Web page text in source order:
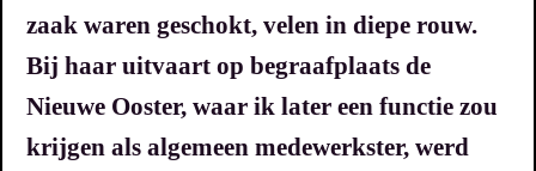
zaak waren geschokt, velen in diepe rouw.
Bij haar uitvaart op begraafplaats de
Nieuwe Ooster, waar ik later een functie zou
krijgen als algemeen medewerkster, werd